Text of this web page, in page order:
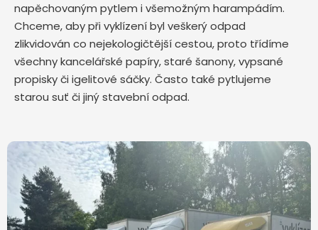
napěchovaným pytlem i všemožným harampádím.
Chceme, aby při vyklízení byl veškerý odpad
zlikvidován co nejekologičtější cestou, proto třídíme
všechny kancelářské papíry, staré šanony, vypsané
propisky či igelitové sáčky. Často také pytlujeme
starou suť či jiný stavební odpad.